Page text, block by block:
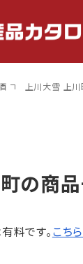
上川大雪 上川
の商
料です。 こちら